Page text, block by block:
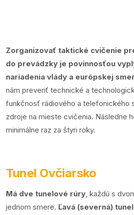
Zorganizovať taktické cvičenie
do prevádzky je povinnosťou
nariadenia vlády a európskej
nám preveriť technické a
funkčnosť rádiového a telefonického
zdroje na mieste cvičenia. Následne
minimálne raz za štyri roky.
Tunel Ovčiarsko
Má dve tunelové rúry, každú s
jednom smere. Ľavá (severná)